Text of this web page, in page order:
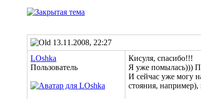
13.11.2008, 22:27
LOshka
Пользователь
Кисуля, спасибо!!!
Я уже помылась)))
И сейчас уже могу
стояния,